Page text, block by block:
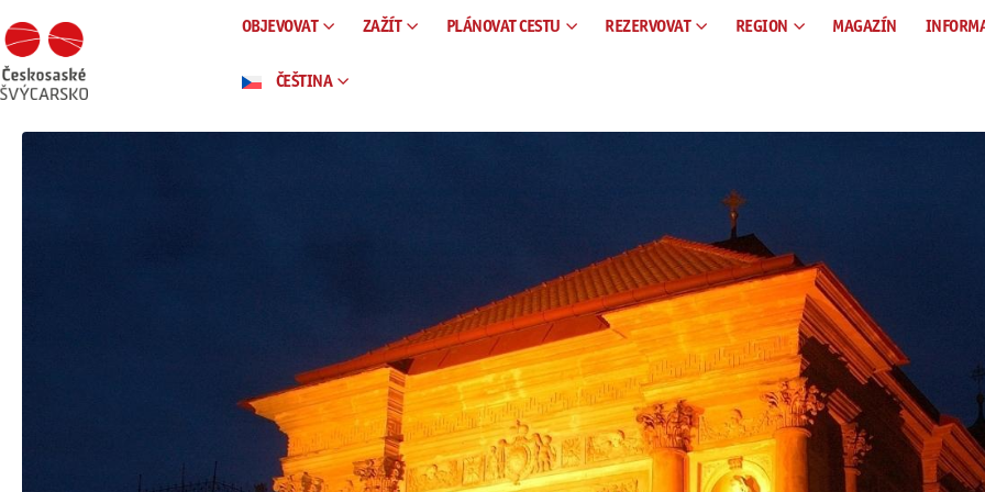
OBJEVOVAT ZAŽÍT PLÁNOVAT CESTU REZERVOVAT REGION MAGAZÍN
ČEŠTINA